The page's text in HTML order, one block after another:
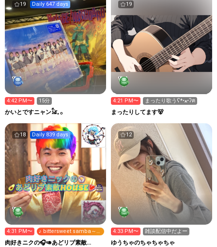
19 Daily 647 days
4:42 PM〜 15分
かいとですニャン𓃠𓈒 𓂂
19
4:21 PM〜 まったり歌うʕ*•ﻌ•ʔฅ
まったりしてます🐻‍
18 Daily 839 days
4:31 PM〜
♪ bittersweet samba～ニ
ッポンの夜明け前～
肉好きニクの🎧🥑あどリブ素敵
12
4:33 PM〜 雑談配信中だよー
ゆうちゃのちゃちゃちゃ